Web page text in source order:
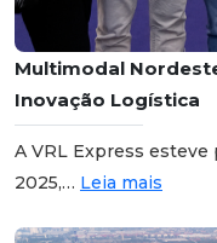
Multimodal
Inovação Logística
A VRL Express
2025,… Leia mais